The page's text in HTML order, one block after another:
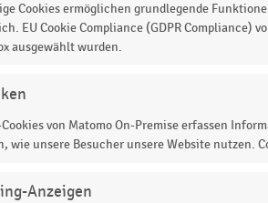
in Deutschland (2019)
in Deutschland (2019)
in Deutschland (2018)
Cookies ermöglichen grundlegende
EU Cookie Compliance (GDPR Compliance)
ausgewählt wurden.
von Matomo On-Premise erfassen
wie unsere Besucher unsere Website nutzen.
Anzeigen